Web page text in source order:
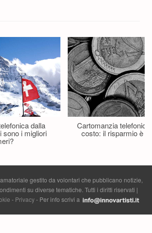
dalla
sono i migliori
Cartomanzia
costo: il risparmio è
gestito da volontari che pubblicano notizie,
su diverse tematiche. Tutti i diritti riservati |
- Privacy- Per info scrivi a